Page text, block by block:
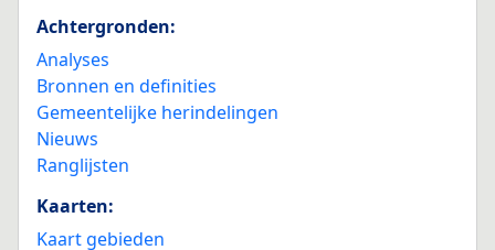
Achtergronden:
Analyses
Bronnen en definities
Gemeentelijke herindelingen
Nieuws
Ranglijsten
Kaarten:
Kaart gebieden